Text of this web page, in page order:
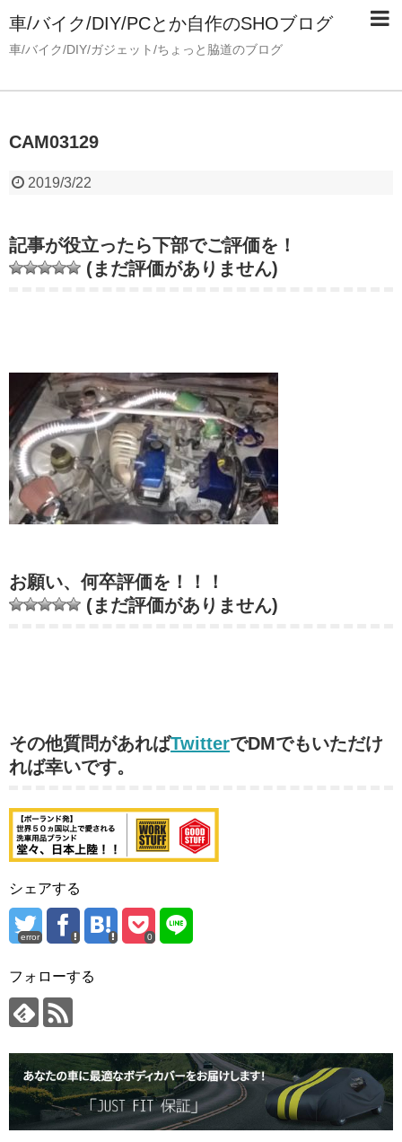
車/バイク/DIY/PCとか自作のSHOブログ
車/バイク/DIY/ガジェット/ちょっと脇道のブログ
CAM03129
2019/3/22
記事が役立ったら下部でご評価を！
(まだ評価がありません)
お願い、何卒評価を！！！
(まだ評価がありません)
その他質問があればTwitterでDMでもいただけ
れば幸いです。
シェアする
error 0
フォローする